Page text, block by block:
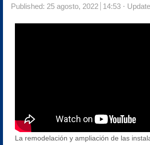
Published: 25 agosto, 2022 14:53
La remodelación y ampliación de las